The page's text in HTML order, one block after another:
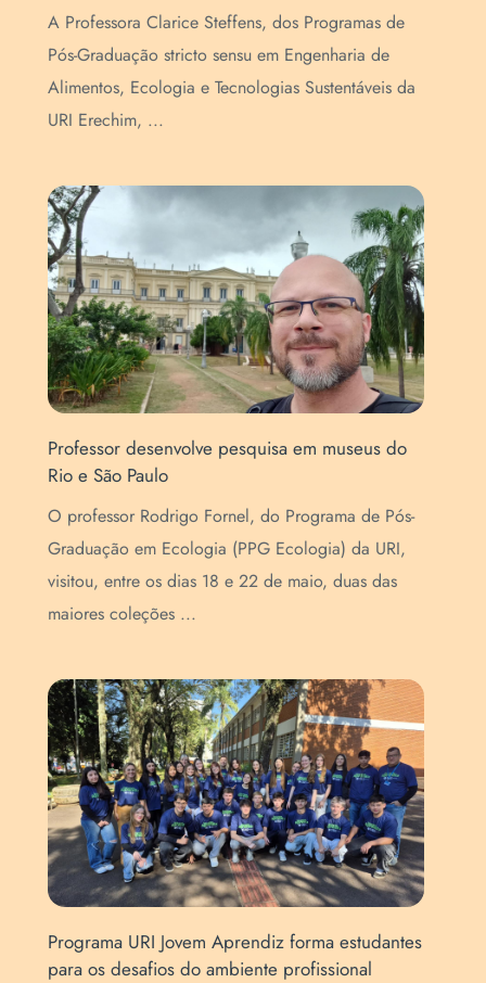
A Professora Clarice Steffens, dos Programas de
Pós-Graduação stricto sensu em Engenharia de
Alimentos, Ecologia e Tecnologias Sustentáveis da
URI Erechim, ...
Professor desenvolve pesquisa em museus do
Rio e São Paulo
O professor Rodrigo Fornel, do Programa de Pós-
Graduação em Ecologia (PPG Ecologia) da URI,
visitou, entre os dias 18 e 22 de maio, duas das
maiores coleções ...
Programa URI Jovem Aprendiz forma estudantes
para os desafios do ambiente profissional